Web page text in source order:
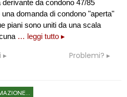
da condono 47/85
domanda di condono "aperta"
piani sono uniti da una scala
… leggi tutto ▸
Problemi?